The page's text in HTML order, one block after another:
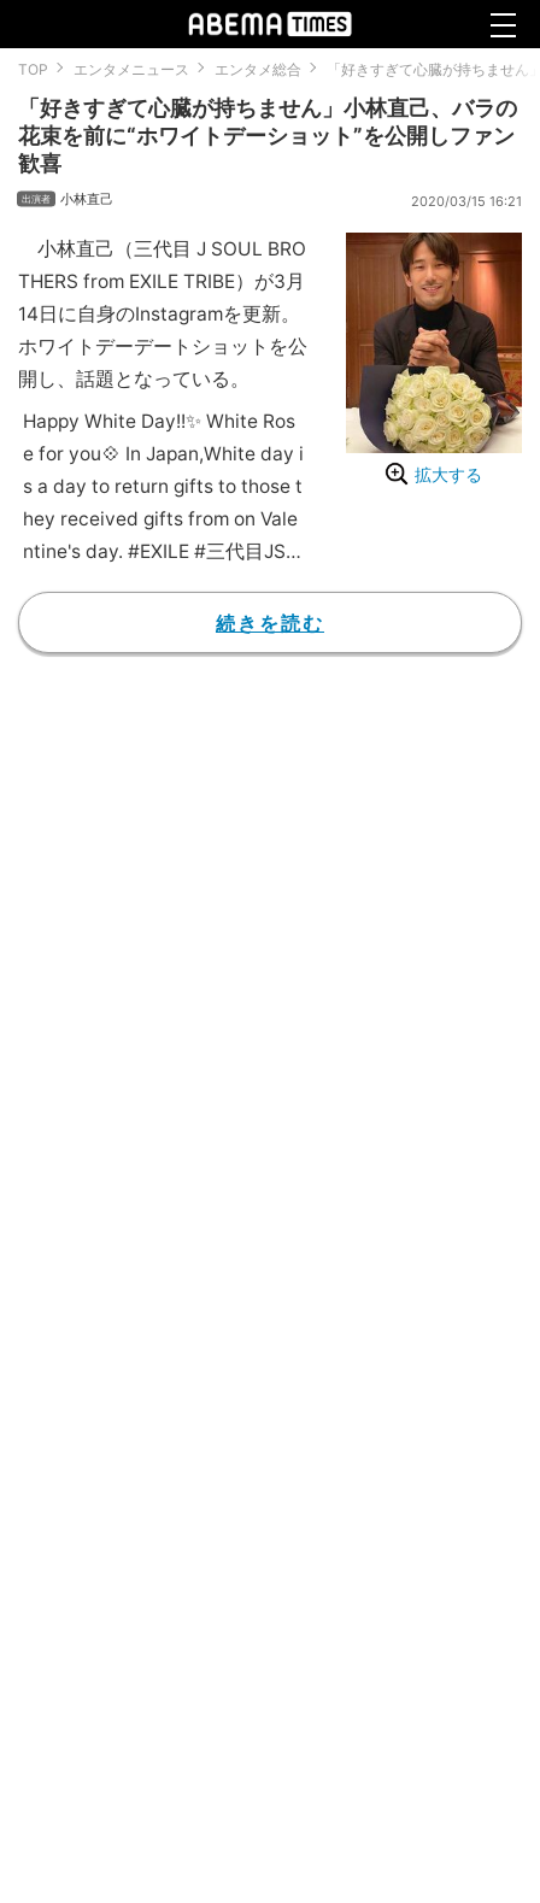
TOP エンタメニュース エンタメ総合 「好きすぎて心臓が持ちませ
「好きすぎて心臓が持ちません」小林直己、バラの
花束を前に“ホワイトデーショット”を公開しファン
歓喜
小林直己 2020/03/15 16:21
拡大する
小林直己（三代目 J SOUL BRO
THERS from EXILE TRIBE）が3月
14日に自身のInstagramを更新。
ホワイトデーデートショットを公
開し、話題となっている。
Happy White Day!!✨ White Ros
e for you💠 In Japan,White day i
s a day to return gifts to those t
hey received gifts from on Vale
ntine's day. #EXILE #三代目JSO
ROTHERSfromEXILETRIBE #三
代目JSB #三代目 #3jsb #ldh #
続きを読む